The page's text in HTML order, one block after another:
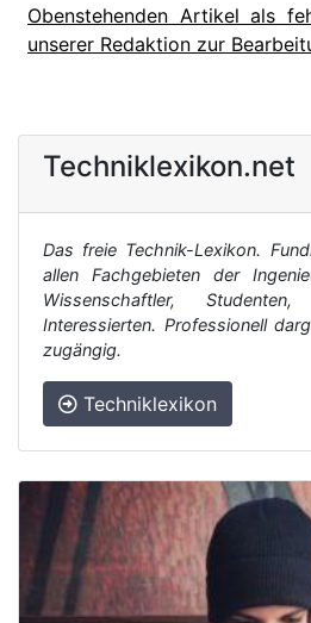
Obenstehenden Artikel als
unserer Redaktion zur
Techniklexikon.net
Das freie Technik-Lexikon.
allen Fachgebieten der
Wissenschaftler,
Interessierten. Professionell
zugängig.
Techniklexikon